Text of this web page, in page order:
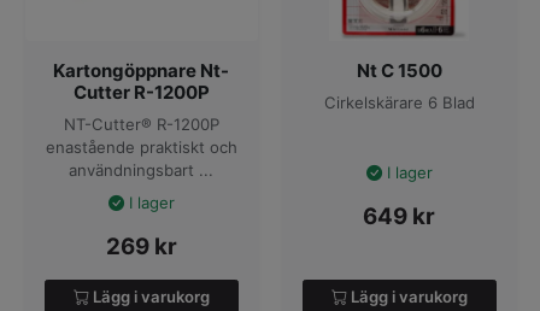
Kartongöppnare Nt-
Cutter R-1200P
NT-Cutter® R-1200P
enastående praktiskt och
användningsbart ...
I lager
269 kr
Lägg i varukorg
Nt C 1500
Cirkelskärare 6 Blad
I lager
649 kr
Lägg i varukorg